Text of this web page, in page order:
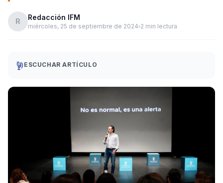
R Redacción IFM
miércoles, 25 de septiembre de 2024 2 min lectura
ESCUCHAR ARTÍCULO